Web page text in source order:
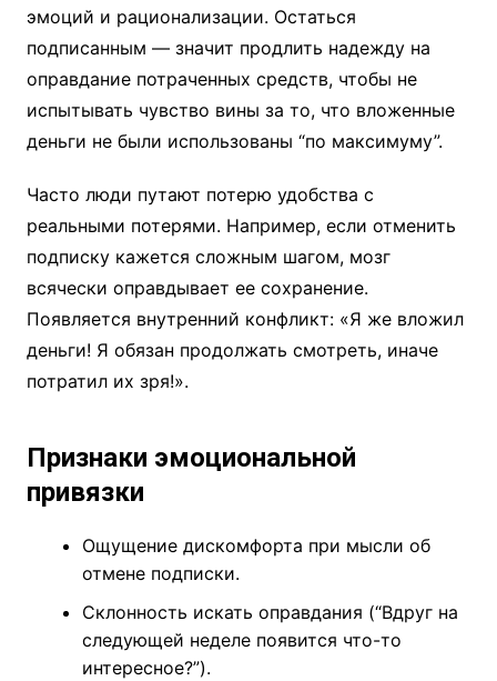
эмоций и рационализации. Остаться
подписанным — значит продлить надежду на
оправдание потраченных средств, чтобы не
испытывать чувство вины за то, что вложенные
деньги не были использованы “по максимуму”.
Часто люди путают потерю удобства с
реальными потерями. Например, если отменить
подписку кажется сложным шагом, мозг
всячески оправдывает ее сохранение.
Появляется внутренний конфликт: «Я же вложил
деньги! Я обязан продолжать смотреть, иначе
потратил их зря!».
Признаки эмоциональной
привязки
Ощущение дискомфорта при мысли об
отмене подписки.
Склонность искать оправдания (“Вдруг на
следующей неделе появится что-то
интересное?”).